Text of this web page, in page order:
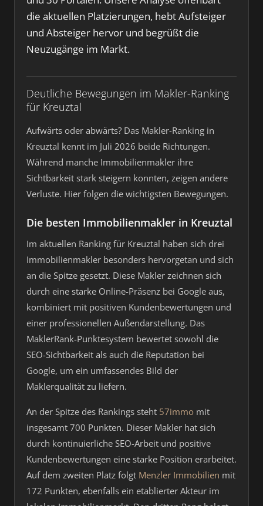
die aktuellen Platzierungen, hebt Aufsteiger
und Absteiger hervor und begrüßt die
Neuzugänge im Markt.
Deutliche Bewegungen im Makler-Ranking
für Kreuztal
Aufwärts oder abwärts? Das Makler-Ranking in
Kreuztal kennt im Juli 2026 beide Richtungen.
Während manche Immobilienmakler ihre
Sichtbarkeit stark steigern konnten, zeigen andere
Verluste. Hier folgen die wichtigsten Bewegungen.
Die besten Immobilienmakler in Kreuztal
Im aktuellen Ranking für Kreuztal haben sich drei
Immobilienmakler besonders hervorgetan und sich
an die Spitze gesetzt. Diese Makler zeichnen sich
durch eine starke Online-Präsenz bei Google aus,
kombiniert mit positiven Kundenbewertungen und
einer professionellen Außendarstellung. Das
MaklerRank-Punktesystem bewertet sowohl die
SEO-Sichtbarkeit als auch die Reputation bei
Google, um ein umfassendes Bild der
Maklerqualität zu liefern.
An der Spitze des Rankings steht 57immo mit
insgesamt 700 Punkten. Dieser Makler hat sich
durch kontinuierliche SEO-Arbeit und positive
Kundenbewertungen eine starke Position erarbeitet.
Auf dem zweiten Platz folgt Menzler Immobilien mit
172 Punkten, ebenfalls ein etablierter Akteur im